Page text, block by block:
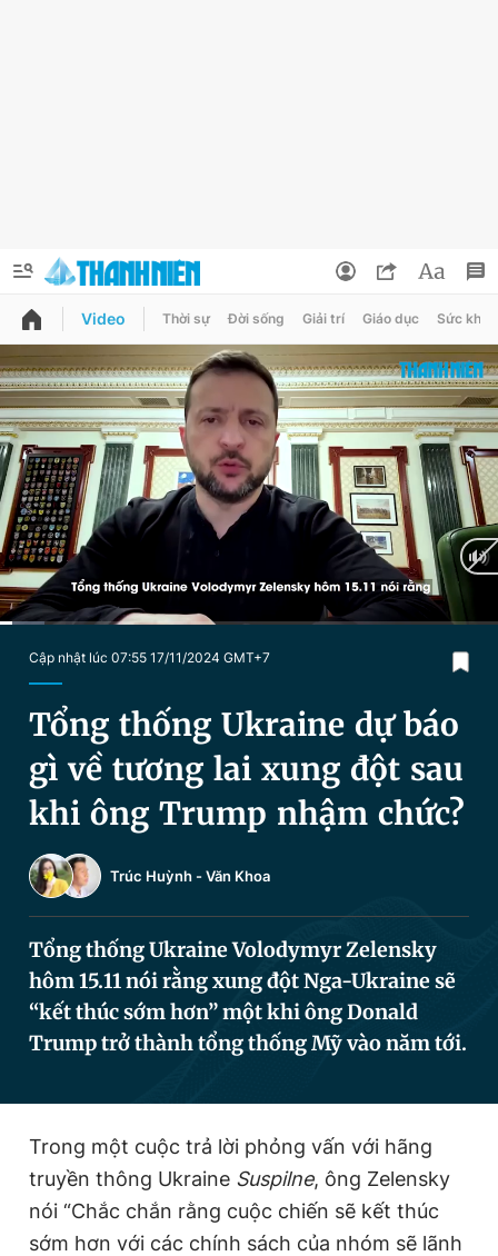
QUẢNG CÁO
Chuyên mục
Chuyên mục khác
Chào ngày mới Tin 24h
Video Magazine
Sản phẩm khác
Bạn cần biết
Thông tin tòa soạn
Theo dõi báo trên
Thông tin tài khoản
Đổi mật khẩu
Tin đã lưu
Tin đã xem
Đăng xuất
Video Thời sự Đời sống Giải trí Giáo dục Sức khỏe
Cập nhật lúc 07:55 17/11/2024 GMT+7
Tổng thống Ukraine dự báo
gì về tương lai xung đột sau
khi ông Trump nhậm chức?
Trúc Huỳnh -Văn Khoa
Tổng thống Ukraine Volodymyr Zelensky
hôm 15.11 nói rằng xung đột Nga-Ukraine sẽ
“kết thúc sớm hơn” một khi ông Donald
Trump trở thành tổng thống Mỹ vào năm tới.
Trong một cuộc trả lời phỏng vấn với hãng
truyền thông Ukraine Suspilne, ông Zelensky
nói “Chắc chắn rằng cuộc chiến sẽ kết thúc
sớm hơn với các chính sách của nhóm sẽ lãnh